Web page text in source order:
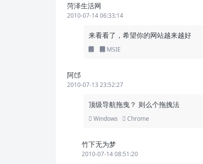
菏泽生活网
2010-07-14 06:33:14
来看看了，希望你的网站越来越好
MSIE
阿邙
2010-07-13 23:52:27
顶级导航拖曳？ 则么个拖拽法
Windows Chrome
竹下无为梦
2010-07-14 08:51:20